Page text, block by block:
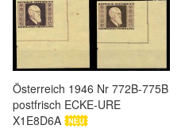
Österreich 1946 Nr 772B-775B
postfrisch ECKE-URE
X1E8D6A